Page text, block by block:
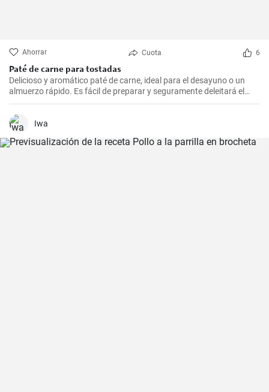
Ahorrar Cuota 6
Paté de carne para tostadas
Delicioso y aromático paté de carne, ideal para el desayuno o un
almuerzo rápido. Es fácil de preparar y seguramente deleitará el
paladar de todos los amantes de la carne.
Iwa